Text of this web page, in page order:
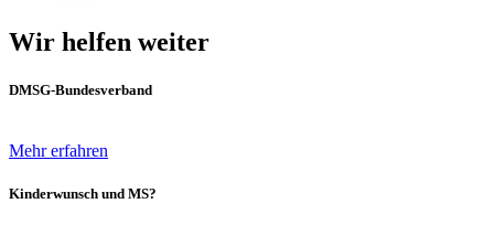
Wir helfen weiter
DMSG-Bundesverband
Mehr erfahren
Kinderwunsch und MS?